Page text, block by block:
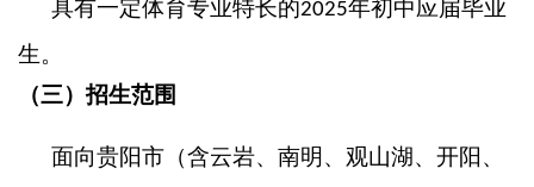
具有一定体育专业特长的2025年初中应届毕业
生。
（三）招生范围
面向贵阳市（含云岩、南明、观山湖、开阳、